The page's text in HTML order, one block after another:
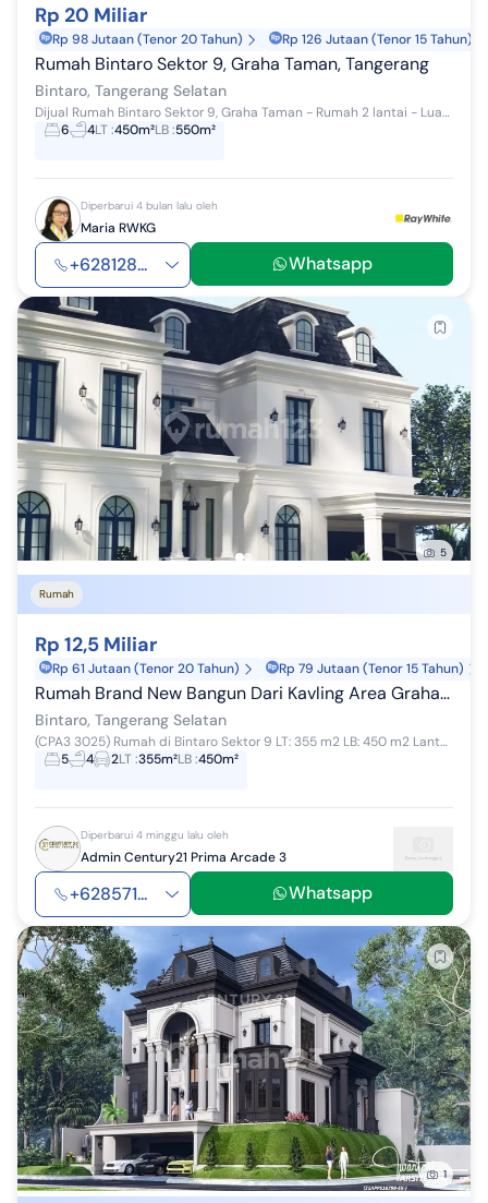
Rp 20 Miliar
Rp 98 Jutaan (Tenor 20 Tahun) Rp 126 Jutaan (Tenor 15 Tahun)
Rumah Bintaro Sektor 9, Graha Taman, Tangerang
Bintaro, Tangerang Selatan
Dijual Rumah Bintaro Sektor 9, Graha Taman - Rumah 2 lantai - Luas Tanah 450m2 - Luas bangunan 550m2 - Hadap : Selatan-Barat - 6+3 kamar ti...
6
4LT:450m²LB:550m²
Diperbarui 4 bulan lalu oleh
Maria RWKG
+628128... Whatsapp
5
Rumah
Rp 12,5 Miliar
Rp 61 Jutaan (Tenor 20 Tahun) Rp 79 Jutaan (Tenor 15 Tahun)
Rumah Brand New Bangun Dari Kavling Area Graha Taman Bintaro Sektor 9 3025
Bintaro, Tangerang Selatan
(CPA3 3025) Rumah di Bintaro Sektor 9 LT: 355 m2 LB: 450 m2 Lantai: 2 KT: 5+2 KM: 4+1 Garasi: 2 Carport: 2 Listrik: 3500 Air: PAM Fasilitas Lainnya...
5
4 2LT:355m²LB:450m²
Diperbarui 4 minggu lalu oleh
Admin Century21 Prima Arcade 3
+628571... Whatsapp
1